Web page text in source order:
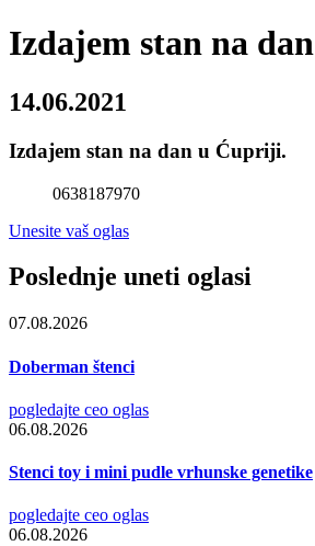
Izdajem stan na dan
14.06.2021
Izdajem stan na dan u Ćupriji.
0638187970
Unesite vaš oglas
Poslednje uneti oglasi
07.08.2026
Doberman štenci
pogledajte ceo oglas
06.08.2026
Stenci toy i mini pudle vrhunske genetike
pogledajte ceo oglas
06.08.2026